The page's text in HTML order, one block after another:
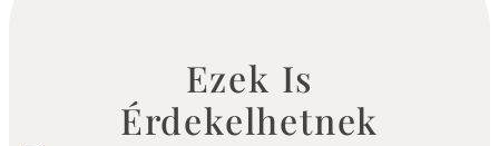
Ezek Is
Érdekelhetnek